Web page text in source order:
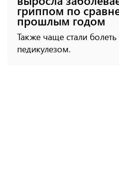
гриппом по
прошлым годом
Также чаще стали
педикулезом.